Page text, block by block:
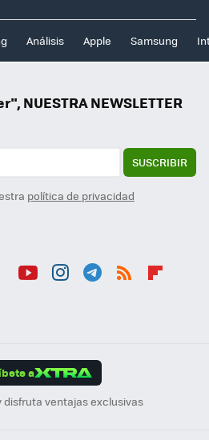
Análisis Apple Samsung
NUESTRA NEWSLETTER
SUSCRIBIR
política de privacidad
a
disfruta ventajas exclusivas